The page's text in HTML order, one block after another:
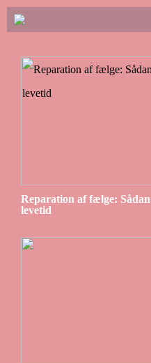
Reparation af fælge:
levetid